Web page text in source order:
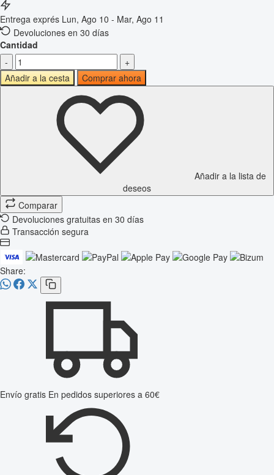
Entrega exprés Lun, Ago 10 - Mar, Ago 11
Devoluciones en 30 días
Cantidad
-
+
Añadir a la cesta
Comprar ahora
Añadir a la lista de
deseos
Comparar
Devoluciones gratuitas en 30 días
Transacción segura
Share:
Envío gratis En pedidos superiores a 60€